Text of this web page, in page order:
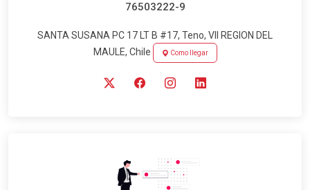
76503222-9
SANTA SUSANA PC 17 LT B #17, Teno, VII REGION DEL
MAULE, Chile
Como llegar